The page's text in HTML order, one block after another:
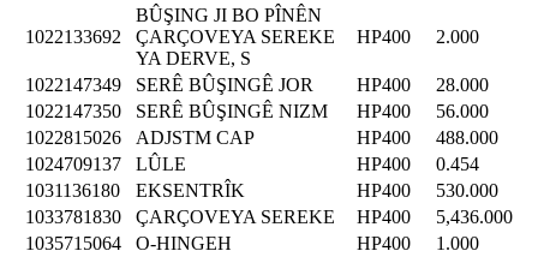
1022133692
BÛŞING JI BO PÎNÊN
ÇARÇOVEYA SEREKE
YA DERVE, S
HP400 2.000
1022147349 SERÊ BÛŞINGÊ JOR HP400
28.000
1022147350
SERÊ BÛŞINGÊ NIZM HP400
56.000
1022815026
ADJSTM CAP HP400
488.000
1024709137
LÛLE HP400
0.454
1031136180
EKSENTRÎK HP400
530.000
1033781830
ÇARÇOVEYA SEREKE HP400
5,436.000
1035715064
O-HINGEH HP400
1.000